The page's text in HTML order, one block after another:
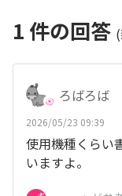
1 件の回答
ろばろば
2026/05/23 09:39
使用機種くらい
いますよ。